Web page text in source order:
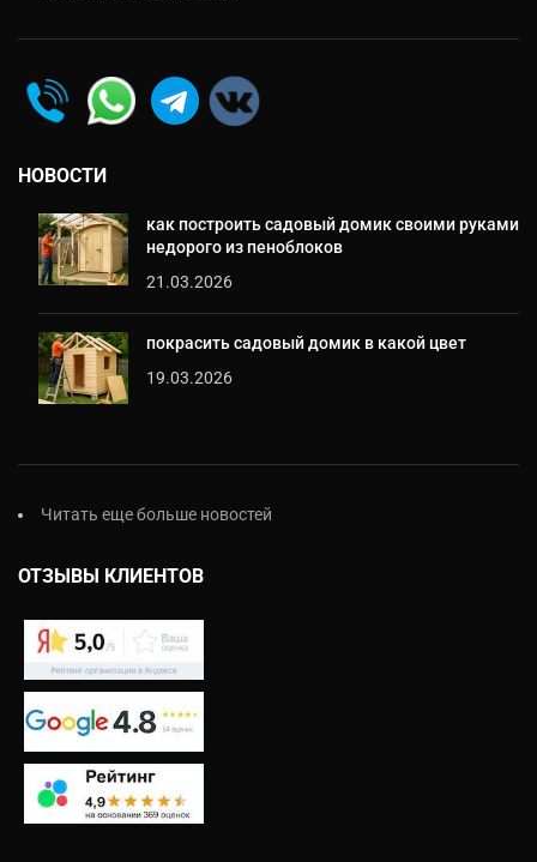
НОВОСТИ
как построить садовый домик своими руками
недорого из пеноблоков
21.03.2026
покрасить садовый домик в какой цвет
19.03.2026
Читать еще больше новостей
ОТЗЫВЫ КЛИЕНТОВ